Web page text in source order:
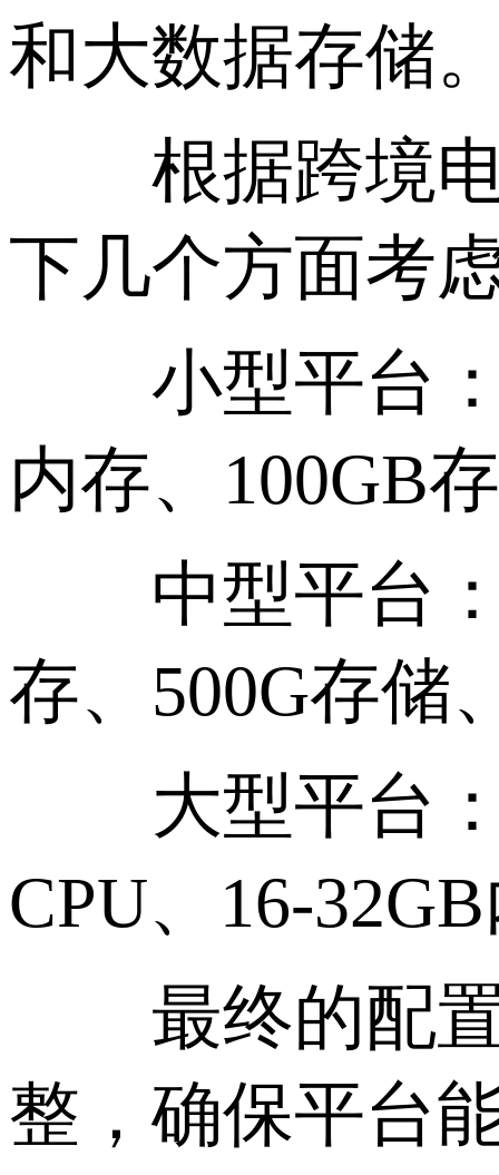
和大数据存储
根据跨境电
下几个方面考
小型平台：
内存、100GB
中型平台：
存、500G存储
大型平台：
CPU、16-
最终的配置
整，确保平台